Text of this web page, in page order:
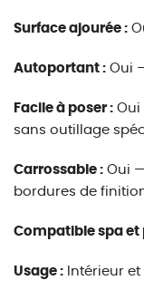
Surface ajourée :
Autoportant : Oui
Facile à poser : Oui
sans outillage
Carrossable : Oui
bordures de
Compatible spa et
Usage : Intérieur